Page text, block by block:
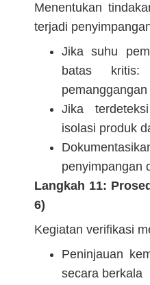
Menentukan
terjadi
Jika suhu
batas kritis:
Jika
isolasi produk
penyimpangan
Langkah 11:
6)
Kegiatan verifikasi
Peninjauan
secara berkala